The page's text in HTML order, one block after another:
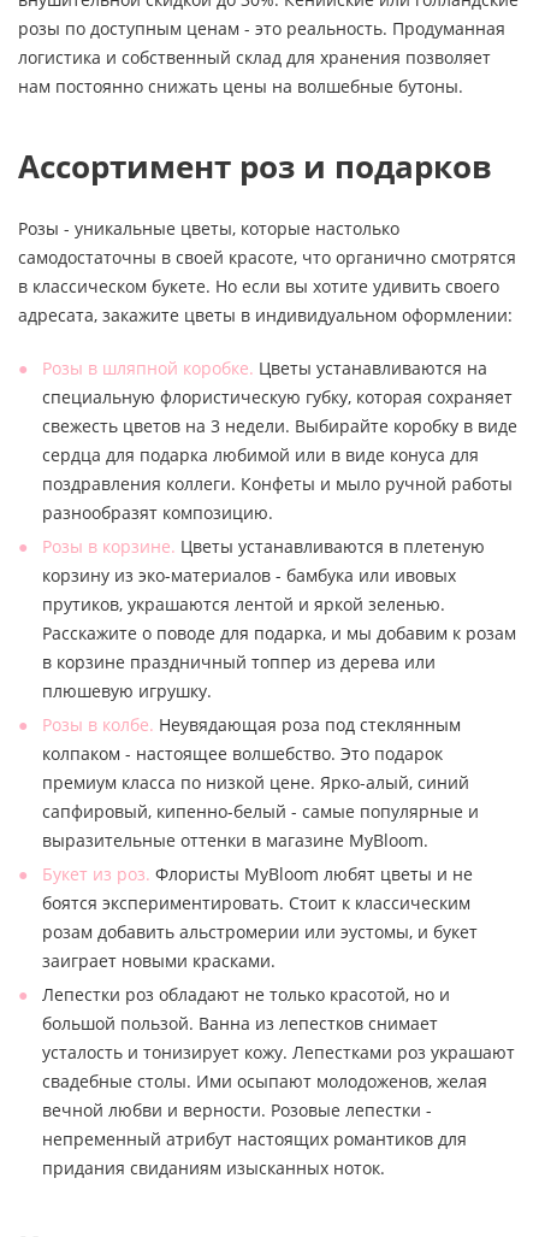
розы по доступным ценам - это реальность. Продуманная
логистика и собственный склад для хранения позволяет
нам постоянно снижать цены на волшебные бутоны.
Ассортимент роз и подарков
Розы - уникальные цветы, которые настолько
самодостаточны в своей красоте, что органично смотрятся
в классическом букете. Но если вы хотите удивить своего
адресата, закажите цветы в индивидуальном оформлении:
Розы в шляпной коробке. Цветы устанавливаются на
специальную флористическую губку, которая сохраняет
свежесть цветов на 3 недели. Выбирайте коробку в виде
сердца для подарка любимой или в виде конуса для
поздравления коллеги. Конфеты и мыло ручной работы
разнообразят композицию.
Розы в корзине. Цветы устанавливаются в плетеную
корзину из эко-материалов - бамбука или ивовых
прутиков, украшаются лентой и яркой зеленью.
Расскажите о поводе для подарка, и мы добавим к розам
в корзине праздничный топпер из дерева или
плюшевую игрушку.
Розы в колбе. Неувядающая роза под стеклянным
колпаком - настоящее волшебство. Это подарок
премиум класса по низкой цене. Ярко-алый, синий
сапфировый, кипенно-белый - самые популярные и
выразительные оттенки в магазине MyBloom.
Букет из роз. Флористы MyBloom любят цветы и не
боятся экспериментировать. Стоит к классическим
розам добавить альстромерии или эустомы, и букет
заиграет новыми красками.
Лепестки роз обладают не только красотой, но и
большой пользой. Ванна из лепестков снимает
усталость и тонизирует кожу. Лепестками роз украшают
свадебные столы. Ими осыпают молодоженов, желая
вечной любви и верности. Розовые лепестки -
непременный атрибут настоящих романтиков для
придания свиданиям изысканных ноток.